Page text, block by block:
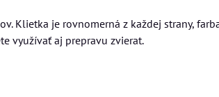
Klietka je rovnomerná z každej strany,
využívať aj prepravu zvierat.